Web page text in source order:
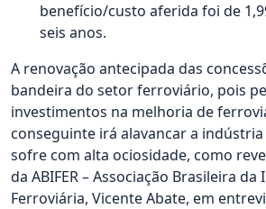
benefício/custo aferida foi de
seis anos.
A renovação antecipada das
bandeira do setor ferroviário, pois
investimentos na melhoria de
conseguinte irá alavancar a
sofre com alta ociosidade, como
da ABIFER – Associação Brasileira
Ferroviária, Vicente Abate, em